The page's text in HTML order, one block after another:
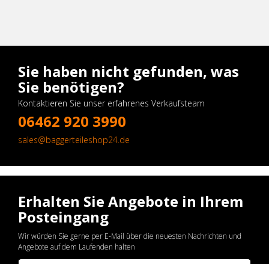
Sie haben nicht gefunden, was
Sie benötigen?
Kontaktieren Sie unser erfahrenes Verkaufsteam
06462 920 3990
sales@baggerteileshop24.de
Erhalten Sie Angebote in Ihrem
Posteingang
Wir würden Sie gerne per E-Mail über die neuesten Nachrichten und
Angebote auf dem Laufenden halten